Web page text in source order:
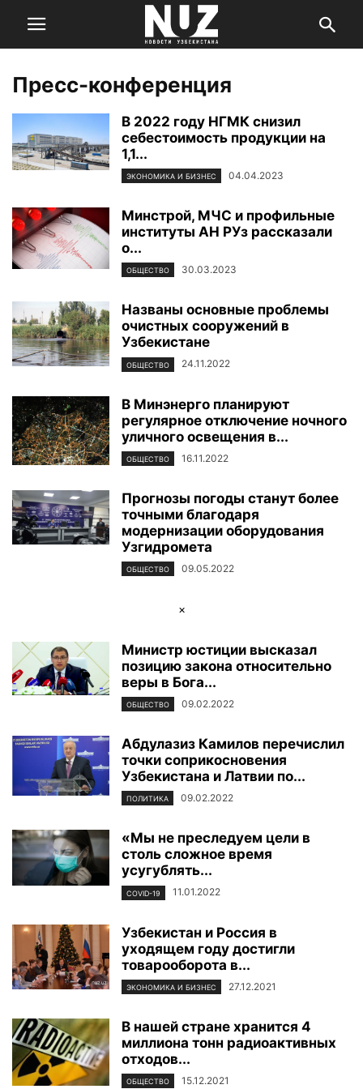
Пресс-конференция
В 2022 году НГМК снизил
себестоимость продукции на
1,1...
ЭКОНОМИКА И БИЗНЕС 04.04.2023
Минстрой, МЧС и профильные
институты АН РУз рассказали
о...
ОБЩЕСТВО 30.03.2023
Названы основные проблемы
очистных сооружений в
Узбекистане
ОБЩЕСТВО 24.11.2022
В Минэнерго планируют
регулярное отключение ночного
уличного освещения в...
ОБЩЕСТВО 16.11.2022
Прогнозы погоды станут более
точными благодаря
модернизации оборудования
Узгидромета
ОБЩЕСТВО 09.05.2022
×
Министр юстиции высказал
позицию закона относительно
веры в Бога...
ОБЩЕСТВО 09.02.2022
Абдулазиз Камилов перечислил
точки соприкосновения
Узбекистана и Латвии по...
ПОЛИТИКА 09.02.2022
«Мы не преследуем цели в
столь сложное время
усугублять...
COVID-19 11.01.2022
Узбекистан и Россия в
уходящем году достигли
товарооборота в...
ЭКОНОМИКА И БИЗНЕС 27.12.2021
В нашей стране хранится 4
миллиона тонн радиоактивных
отходов...
ОБЩЕСТВО 15.12.2021